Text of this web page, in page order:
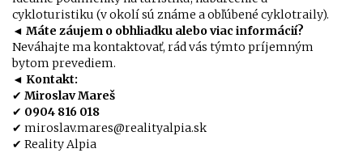
cykloturistiku (v okolí sú známe a obľúbené cyklotraily).
◄ Máte záujem o obhliadku alebo viac informácií?
Neváhajte ma kontaktovať, rád vás týmto príjemným
bytom prevediem.
◄ Kontakt:
✔ Miroslav Mareš
✔ 0904 816 018
✔ miroslav.mares@realityalpia.sk
✔ Reality Alpia